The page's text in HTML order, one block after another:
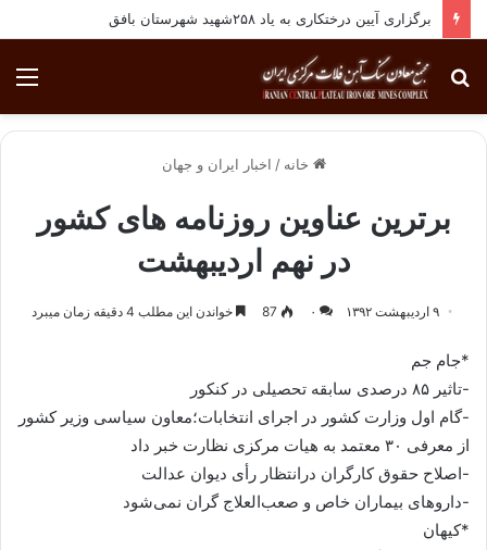
برگزاری آیین درختکاری به یاد ۲۵۸شهید شهرستان بافق
جستجو
برای
خانه / اخبار ایران و جهان
برترین عناوین روزنامه های کشور
در نهم اردیبهشت
۹ اردیبهشت ۱۳۹۲ ۰ 87 خواندن این مطلب 4 دقیقه زمان میبرد
*جام جم
-تاثیر ۸۵ درصدی سابقه تحصیلی در كنكور
-گام اول وزارت كشور در اجرای انتخابات؛معاون سیاسی وزیر كشور
از معرفی ۳۰ معتمد به هیات مركزی نظارت خبر داد
-اصلاح حقوق كارگران درانتظار رأی دیوان عدالت
-داروهای بیماران خاص و صعب‌العلاج گران نمی‌شود
*کیهان